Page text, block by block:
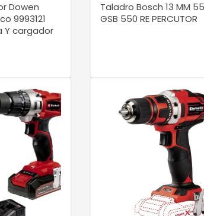
Dowen
9993121
Y cargador
Taladro Bosch 13 MM
GSB 550 RE PERCUTOR
VER DETALLE